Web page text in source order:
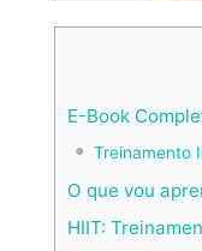
E-Book
Treinamento
O que vou
HIIT: